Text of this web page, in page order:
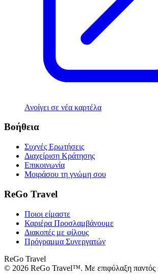
Ανοίγει σε νέα καρτέλα
Βοήθεια
Συχνές Ερωτήσεις
Διαχείριση Κράτησης
Επικοινωνία
Μοιράσου τη γνώμη σου
ReGo Travel
Ποιοι είμαστε
Καριέρα Προσλαμβάνουμε
Διακοπές με φίλους
Πρόγραμμα Συνεργατών
ReGo Travel
© 2026 ReGo Travel™. Με επιφύλαξη παντός